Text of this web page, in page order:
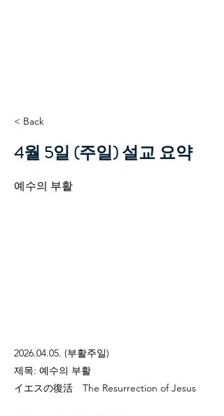
< Back
4월 5일 (주일) 설교 요약
예수의 부활
2026.04.05. (부활주일)
제목: 예수의 부활
イエスの復活 The Resurrection of Jesus